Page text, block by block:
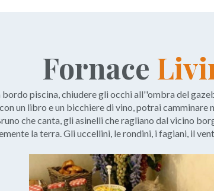
Fornace
piscina, chiudere gli occhi all''ombra del
un libro e un bicchiere di vino, potrai
che canta, gli asinelli che ragliano dal vicino
la terra. Gli uccellini, le rondini, i fagiani, il